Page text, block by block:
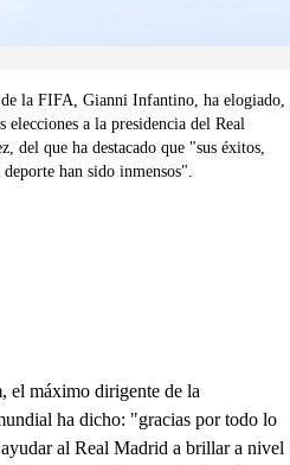
la FIFA, Gianni Infantino, ha elogiado,
elecciones a la presidencia del Real
del que ha destacado que "sus éxitos,
han sido inmensos".
el máximo dirigente de la
ha dicho: "gracias por todo lo
al Real Madrid a brillar a nivel